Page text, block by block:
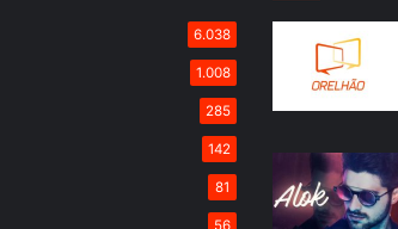
6.038
1.008
285
142
81
56